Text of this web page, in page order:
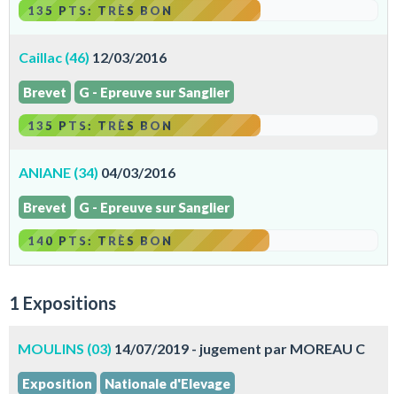
135 PTS: TRÈS BON
Caillac (46) 12/03/2016
Brevet G - Epreuve sur Sanglier
135 PTS: TRÈS BON
ANIANE (34) 04/03/2016
Brevet G - Epreuve sur Sanglier
140 PTS: TRÈS BON
1 Expositions
MOULINS (03) 14/07/2019 - jugement par MOREAU C
Exposition Nationale d'Elevage